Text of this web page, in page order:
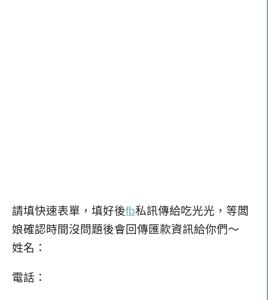
請填快速表單，填好後fb私訊傳給吃光光，等闆
娘確認時間沒問題後會回傳匯款資訊給你們～
姓名：
電話：